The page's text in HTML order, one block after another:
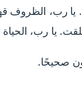
رب، الظروف
يا رب،
صحيحًا.